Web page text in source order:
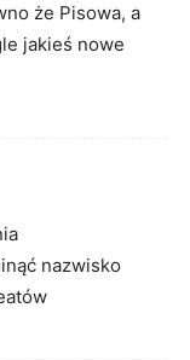
że Pisowa, a
jakieś nowe
nazwisko